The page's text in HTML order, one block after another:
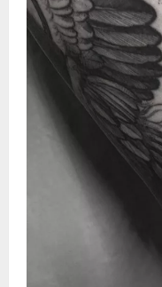
Форум
Клиники
Специалисты
Галерея
Лаборатории